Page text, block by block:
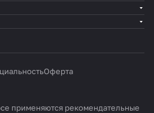
Оферта
применяются рекомендательные